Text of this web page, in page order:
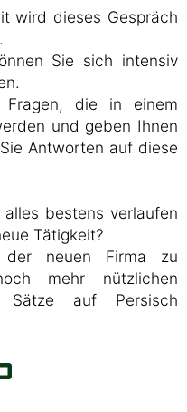
wird dieses Gespräch
Sie sich intensiv
Fragen, die in einem
und geben Ihnen
Antworten auf diese
bestens verlaufen
Tätigkeit?
neuen Firma zu
mehr nützlichen
Sätze auf Persisch